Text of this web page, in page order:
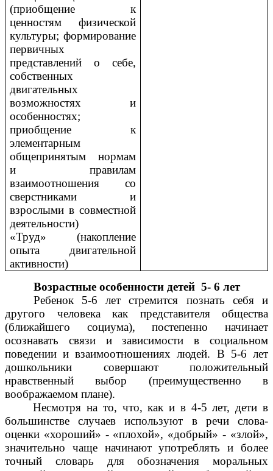
(приобщение к
ценностям физической
культуры; формирование
первичных
представлений о себе,
собственных
двигательных
возможностях и
особенностях;
приобщение к
элементарным
общепринятым нормам
и правилам
взаимоотношения со
сверстниками и
взрослыми в совместной
деятельности)
«Труд» (накопление
опыта двигательной
активности)
Возрастные особенности детей 5- 6 лет
Ребенок 5-6 лет стремится познать себя и
другого человека как представителя общества
(ближайшего социума), постепенно начинает
осознавать связи и зависимости в социальном
поведении и взаимоотношениях людей. В 5-6 лет
дошкольники совершают положительный
нравственный выбор (преимущественно в
воображаемом плане).
Несмотря на то, что, как и в 4-5 лет, дети в
большинстве случаев используют в речи слова-
оценки «хороший» - «плохой», «добрый» - «злой»,
значительно чаще начинают употреблять и более
точный словарь для обозначения моральных